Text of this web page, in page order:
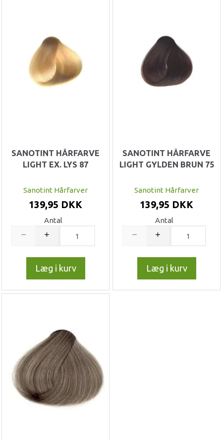
SANOTINT HÅRFARVE
LIGHT EX. LYS 87
Sanotint Hårfarver
139,95 DKK
Antal
Læg i kurv
SANOTINT HÅRFARVE
LIGHT GYLDEN BRUN 75
Sanotint Hårfarver
139,95 DKK
Antal
Læg i kurv